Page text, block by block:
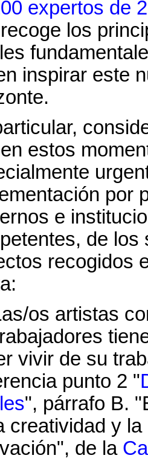
expertos de
los
inspirar este
estos
por
e
de los
recogidos
os artistas
vivir de su
punto 2 "
", párrafo B.
creatividad y la
de la